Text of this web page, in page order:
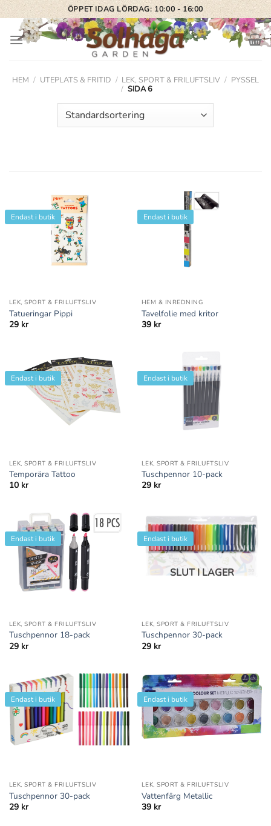
Skip
to
content
ÖPPET IDAG LÖRDAG: 10:00 - 16:00
HEM / UTEPLATS & FRITID / LEK, SPORT & FRILUFTSLIV / PYSSEL
/ SIDA 6
Endast i butik
LEK, SPORT & FRILUFTSLIV
Tatueringar Pippi
29 kr
Endast i butik
HEM & INREDNING
Tavelfolie med kritor
39 kr
Endast i butik
LEK, SPORT & FRILUFTSLIV
Temporära Tattoo
10 kr
Endast i butik
LEK, SPORT & FRILUFTSLIV
Tuschpennor 10-pack
29 kr
Endast i butik
LEK, SPORT & FRILUFTSLIV
Tuschpennor 18-pack
29 kr
Endast i butik
SLUT I LAGER
LEK, SPORT & FRILUFTSLIV
Tuschpennor 30-pack
29 kr
Endast i butik
LEK, SPORT & FRILUFTSLIV
Tuschpennor 30-pack
29 kr
Endast i butik
LEK, SPORT & FRILUFTSLIV
Vattenfärg Metallic
39 kr